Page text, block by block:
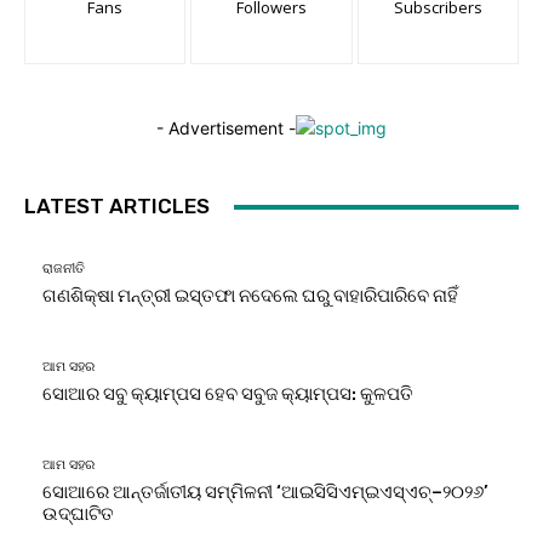
Fans Followers Subscribers
- Advertisement -
LATEST ARTICLES
ରାଜନୀତି
ଗଣଶିକ୍ଷା ମନ୍ତ୍ରୀ ଇସ୍ତଫା ନଦେଲେ ଘରୁ ବାହାରିପାରିବେ ନାହିଁ
ଆମ ସହର
ସୋଆର ସବୁ କ୍ୟାମ୍ପସ ହେବ ସବୁଜ କ୍ୟାମ୍ପସ: କୁଳପତି
ଆମ ସହର
ସୋଆରେ ଆନ୍ତର୍ଜାତୀୟ ସମ୍ମିଳନୀ ‘ଆଇସିସିଏମ୍‌ଇଏସ୍‌ଏଚ୍‌–୨୦୨୬’
ଉଦ୍‌ଘାଟିତ